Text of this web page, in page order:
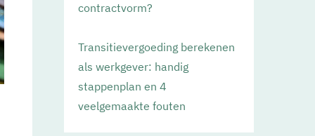
contractvorm?
Transitievergoeding berekenen
als werkgever: handig
stappenplan en 4
veelgemaakte fouten